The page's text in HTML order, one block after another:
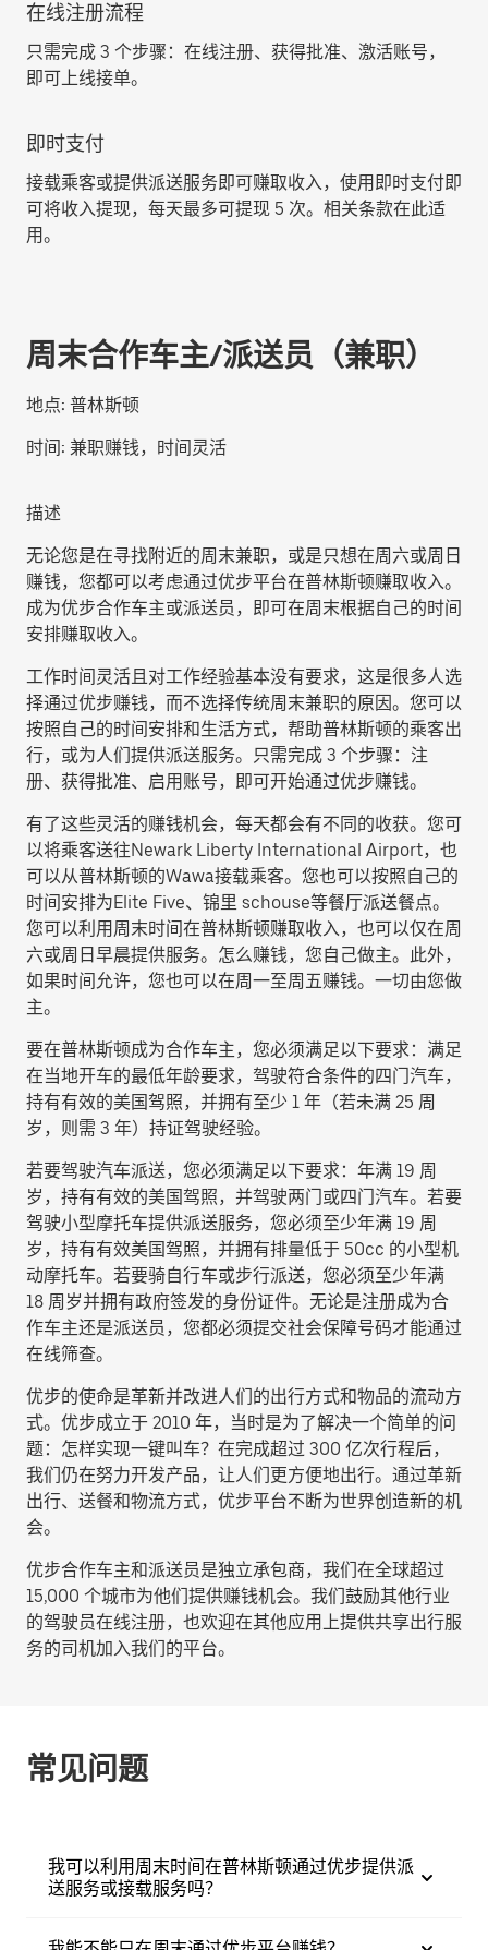
在线注册流程
只需完成 3 个步骤：在线注册、获得批准、激活账号，
即可上线接单。
即时支付
接载乘客或提供派送服务即可赚取收入，使用即时支付即
可将收入提现，每天最多可提现 5 次。相关条款在此适
用。
周末合作车主/派送员（兼职）
地点: 普林斯顿
时间: 兼职赚钱，时间灵活
描述
无论您是在寻找附近的周末兼职，或是只想在周六或周日
赚钱，您都可以考虑通过优步平台在普林斯顿赚取收入。
成为优步合作车主或派送员，即可在周末根据自己的时间
安排赚取收入。
工作时间灵活且对工作经验基本没有要求，这是很多人选
择通过优步赚钱，而不选择传统周末兼职的原因。您可以
按照自己的时间安排和生活方式，帮助普林斯顿的乘客出
行，或为人们提供派送服务。只需完成 3 个步骤：注
册、获得批准、启用账号，即可开始通过优步赚钱。
有了这些灵活的赚钱机会，每天都会有不同的收获。您可
以将乘客送往Newark Liberty International Airport，也
可以从普林斯顿的Wawa接载乘客。您也可以按照自己的
时间安排为Elite Five、锦里 schouse等餐厅派送餐点。
您可以利用周末时间在普林斯顿赚取收入，也可以仅在周
六或周日早晨提供服务。怎么赚钱，您自己做主。此外，
如果时间允许，您也可以在周一至周五赚钱。一切由您做
主。
要在普林斯顿成为合作车主，您必须满足以下要求：满足
在当地开车的最低年龄要求，驾驶符合条件的四门汽车，
持有有效的美国驾照，并拥有至少 1 年（若未满 25 周
岁，则需 3 年）持证驾驶经验。
若要驾驶汽车派送，您必须满足以下要求：年满 19 周
岁，持有有效的美国驾照，并驾驶两门或四门汽车。若要
驾驶小型摩托车提供派送服务，您必须至少年满 19 周
岁，持有有效美国驾照，并拥有排量低于 50cc 的小型机
动摩托车。若要骑自行车或步行派送，您必须至少年满
18 周岁并拥有政府签发的身份证件。无论是注册成为合
作车主还是派送员，您都必须提交社会保障号码才能通过
在线筛查。
优步的使命是革新并改进人们的出行方式和物品的流动方
式。优步成立于 2010 年，当时是为了解决一个简单的问
题：怎样实现一键叫车？在完成超过 300 亿次行程后，
我们仍在努力开发产品，让人们更方便地出行。通过革新
出行、送餐和物流方式，优步平台不断为世界创造新的机
会。
优步合作车主和派送员是独立承包商，我们在全球超过
15,000 个城市为他们提供赚钱机会。我们鼓励其他行业
的驾驶员在线注册，也欢迎在其他应用上提供共享出行服
务的司机加入我们的平台。
常见问题
我可以利用周末时间在普林斯顿通过优步提供派
送服务或接载服务吗？